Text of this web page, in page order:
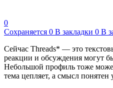
0
Сохраняется 0 В закладки 0 В
Сейчас Threads* — это
реакции и обсуждения могут
Небольшой профиль тоже
тема цепляет, а смысл понятен